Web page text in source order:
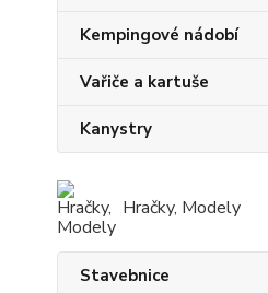
Kempingové nádobí
Vařiče a kartuše
Kanystry
Hračky, Modely
Stavebnice